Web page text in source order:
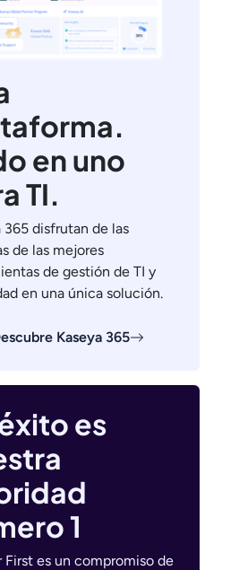
en uno
TI.
365 disfrutan de las
de las mejores
de gestión de TI y
en una única solución.
Kaseya 365
es
1
First es un compromiso de